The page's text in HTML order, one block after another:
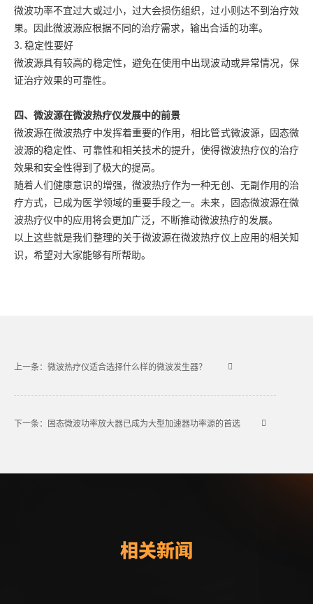
微波功率不宜过大或过小，过大会损伤组织，过小则达不到治疗效
果。因此微波源应根据不同的治疗需求，输出合适的功率。
3. 稳定性要好
微波源具有较高的稳定性，避免在使用中出现波动或异常情况，保
证治疗效果的可靠性。
四、微波源在微波热疗仪发展中的前景
微波源在微波热疗中发挥着重要的作用，相比管式微波源，固态微
波源的稳定性、可靠性和相关技术的提升，使得微波热疗仪的治疗
效果和安全性得到了极大的提高。
随着人们健康意识的增强，微波热疗作为一种无创、无副作用的治
疗方式，已成为医学领域的重要手段之一。未来，固态微波源在微
波热疗仪中的应用将会更加广泛，不断推动微波热疗的发展。
以上这些就是我们整理的关于微波源在微波热疗仪上应用的相关知
识，希望对大家能够有所帮助。
上一条：微波热疗仪适合选择什么样的微波发生器？
下一条：固态微波功率放大器已成为大型加速器功率源的首选
相关新闻